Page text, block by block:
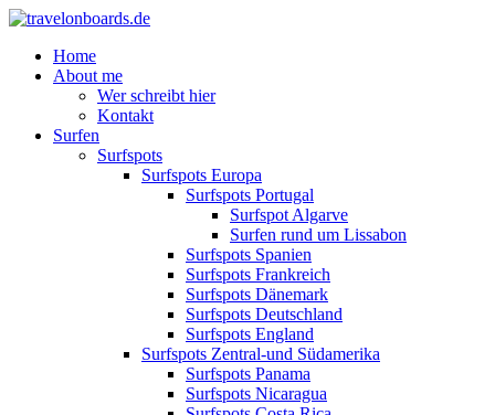
Home
About me
Wer schreibt hier
Kontakt
Surfen
Surfspots
Surfspots Europa
Surfspots Portugal
Surfspot Algarve
Surfen rund um Lissabon
Surfspots Spanien
Surfspots Frankreich
Surfspots Dänemark
Surfspots Deutschland
Surfspots England
Surfspots Zentral-und Südamerika
Surfspots Panama
Surfspots Nicaragua